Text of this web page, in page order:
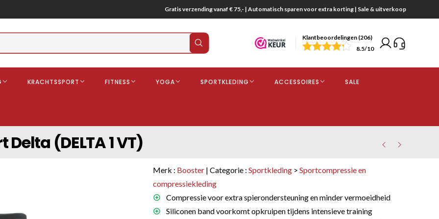
Gratis verzending vanaf € 75,- | Automatisch sparen voor extra korting | Sale & uitverkoop
Klantbeoordelingen (206)
8.5/10
Gebitsbescherming
KRACHTSSPORT FITNESS YOGA SPORTKLEDING ACCESSOIRES SALE
(DELTA 1 VT)
Merk : Booster | Categorie :Sportkleding >Sportcompressie en
compressiekleding
Compressie voor extra spierondersteuning en minder vermoeidheid
Siliconen band voorkomt opkruipen tijdens intensieve training